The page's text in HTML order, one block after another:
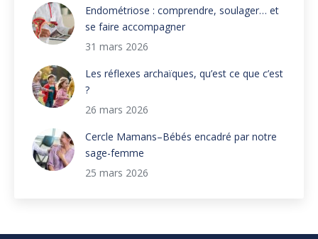
Endométriose : comprendre, soulager… et
se faire accompagner
31 mars 2026
Les réflexes archaïques, qu’est ce que c’est
?
26 mars 2026
Cercle Mamans–Bébés encadré par notre
sage-femme
25 mars 2026